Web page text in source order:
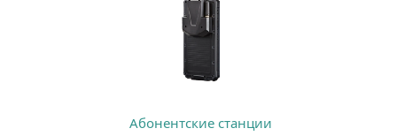
Абонентские станции